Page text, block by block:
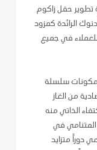
حقل زاكوم
الرائدة كمزود
في جميع
مكونات سلسلة
من الغاز
الذاتي منه
المتنامي في
دوراً متزايد